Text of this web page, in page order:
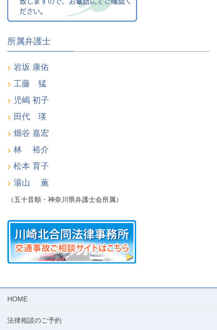
所属弁護士
岩坂 康佑
工藤 猛
児嶋 初子
田代 瑛
畑谷 嘉宏
林 裕介
松本 育子
湯山 薫
（五十音順・神奈川県弁護士会所属）
HOME
法律相談のご予約